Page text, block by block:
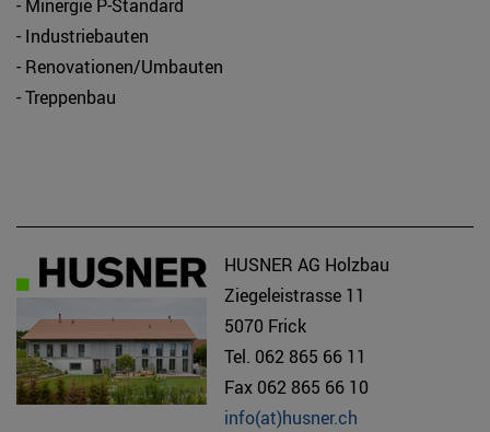
- Minergie P-Standard
- Industriebauten
- Renovationen/Umbauten
- Treppenbau
HUSNER AG Holzbau
Ziegeleistrasse 11
5070 Frick
Tel. 062 865 66 11
Fax 062 865 66 10
info(at)husner.ch